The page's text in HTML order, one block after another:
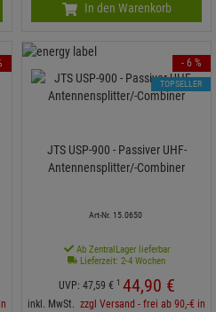
In den Warenkorb
JTS USP-900 - Passiver UHF-
Antennensplitter/-Combiner
Art-Nr. 15.0650
Ab ZentralLager lieferbar
Lieferzeit: 2-4 Wochen
UVP: 47,59 € 1 44,90 €
inkl. MwSt. zzgl Versand - frei ab 90,-€ in
- 6 %
TOPSELLER